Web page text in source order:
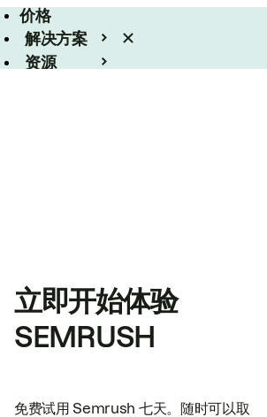
价格
解决方案
资源
立即开始体验
SEMRUSH
免费试用 Semrush 七天。随时可以取